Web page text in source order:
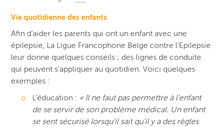
Vie quotidienne des enfants
Afin d’aider les parents qui ont un enfant avec une
épilepsie, La Ligue Francophone Belge contre l’Epilepsie
leur donne quelques conseils ; des lignes de conduite
qui peuvent s’appliquer au quotidien. Voici quelques
exemples :
L’éducation : « Il ne faut pas permettre à l’enfant
de se servir de son problème médical. Un enfant
se sent sécurisé lorsqu’il sait qu’il y a des règles